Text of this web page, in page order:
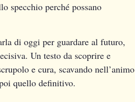
specchio perché possano
di oggi per guardare al futuro,
Un testo da scoprire e
e cura, scavando nell’animo
quello definitivo.